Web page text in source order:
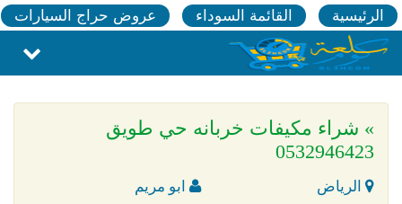
الرئيسية القائمة السوداء عروض حراج السيارات
» شراء مكيفات خربانه حي طويق
0532946423
الرياض
ابو مريم